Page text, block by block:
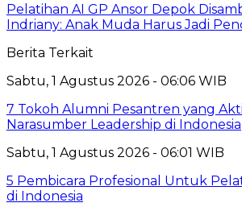
Pelatihan AI GP Ansor Depok
Indriany: Anak Muda Harus Jadi
Berita Terkait
Sabtu, 1 Agustus 2026 - 06:06 WIB
7 Tokoh Alumni Pesantren yang
Narasumber Leadership di Indonesia
Sabtu, 1 Agustus 2026 - 06:01 WIB
5 Pembicara Profesional Untuk
di Indonesia